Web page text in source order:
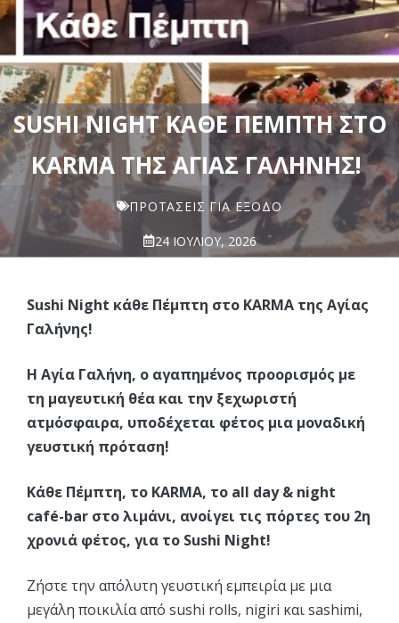
SUSHI NIGHT ΚΆΘΕ ΠΈΜΠΤΗ ΣΤΟ
KARMA ΤΗΣ ΑΓΊΑΣ ΓΑΛΉΝΗΣ!
ΠΡΟΤΆΣΕΙΣ ΓΙΑ ΈΞΟΔΟ
24 ΙΟΥΛΊΟΥ, 2026
Sushi Night κάθε Πέμπτη στο KARMA της Αγίας
Γαλήνης!
Η Αγία Γαλήνη, ο αγαπημένος προορισμός με
τη μαγευτική θέα και την ξεχωριστή
ατμόσφαιρα, υποδέχεται φέτος μια μοναδική
γευστική πρόταση!
Κάθε Πέμπτη, το KARMA, το all day & night
café-bar στο λιμάνι, ανοίγει τις πόρτες του 2η
χρονιά φέτος, για το Sushi Night!
Ζήστε την απόλυτη γευστική εμπειρία με μια
μεγάλη ποικιλία από sushi rolls, nigiri και sashimi,